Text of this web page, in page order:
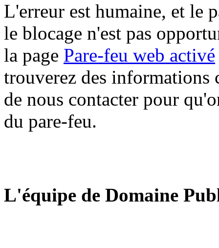
L'erreur est humaine, et le
le blocage n'est pas
la page Pare-feu web activé
trouverez des informations
de nous contacter pour
du pare-feu.
L'équipe de Domaine